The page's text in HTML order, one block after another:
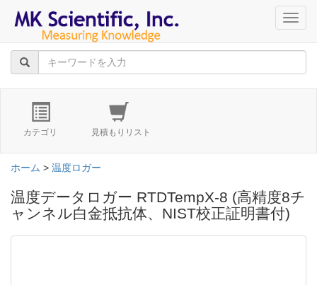
カテゴリ 見積もりリスト
ホーム > 温度ロガー
温度データロガー RTDTempX-8 (高精度8チ
ャンネル白金抵抗体、NIST校正証明書付)